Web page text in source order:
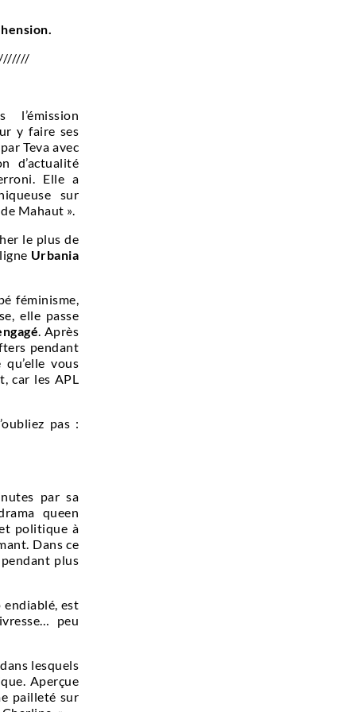
l’émission
y faire ses
Teva avec
d’actualité
Elle a
sur
Mahaut ».
le plus de
Urbania
féminisme,
elle passe
. Après
pendant
vous
car les APL
pas :
par sa
queen
politique à
Dans ce
plus
endiablé, est
peu
lesquels
Aperçue
pailleté sur